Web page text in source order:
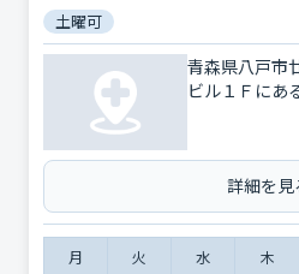
土曜可
青森県八戸市
ビル１Ｆにあ
詳細を見
月 火 水 木